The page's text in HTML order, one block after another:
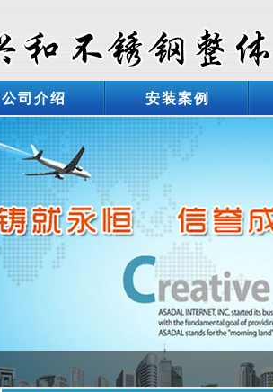
公司介绍 安装案例